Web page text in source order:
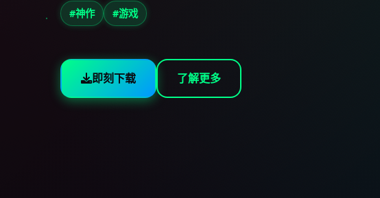
#神作 #游戏
即刻下载 了解更多